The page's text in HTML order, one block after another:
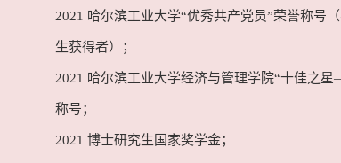
2021 哈尔滨工业大学“优秀共产党员”荣誉称号
生获得者）；
2021 哈尔滨工业大学经济与管理学院“十佳之
称号；
2021 博士研究生国家奖学金；